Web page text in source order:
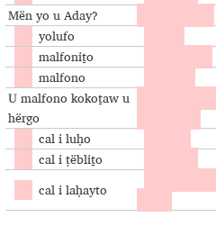
Mën yo u Aday?
yolufo
malfoniṯo
malfono
U malfono kokoṯaw u
hërgo
Läraren
cal i luḥo
cal i ṭëbliṯo
cal i laḥayto